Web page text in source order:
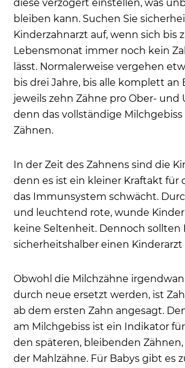
diese verzögert einstellen, was
bleiben kann. Suchen Sie
Kinderzahnarzt auf, wenn sich bis
Lebensmonat immer noch kein
lässt. Normalerweise vergehen
bis drei Jahre, bis alle komplett an
jeweils zehn Zähne pro Ober- und
denn das vollständige
Zähnen.
In der Zeit des Zahnens sind die
denn es ist ein kleiner Kraftakt für
das Immunsystem schwächt.
und leuchtend rote, wunde
keine Seltenheit. Dennoch sollten
sicherheitshalber einen
Obwohl die Milchzähne
durch neue ersetzt werden, ist
ab dem ersten Zahn angesagt.
am Milchgebiss ist ein Indikator
den späteren, bleibenden
der Mahlzähne. Für Babys gibt es